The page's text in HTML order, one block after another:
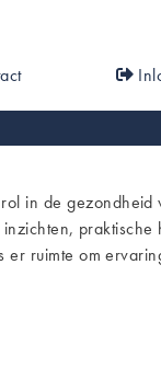
User
account
menu
in de
praktische
ruimte om